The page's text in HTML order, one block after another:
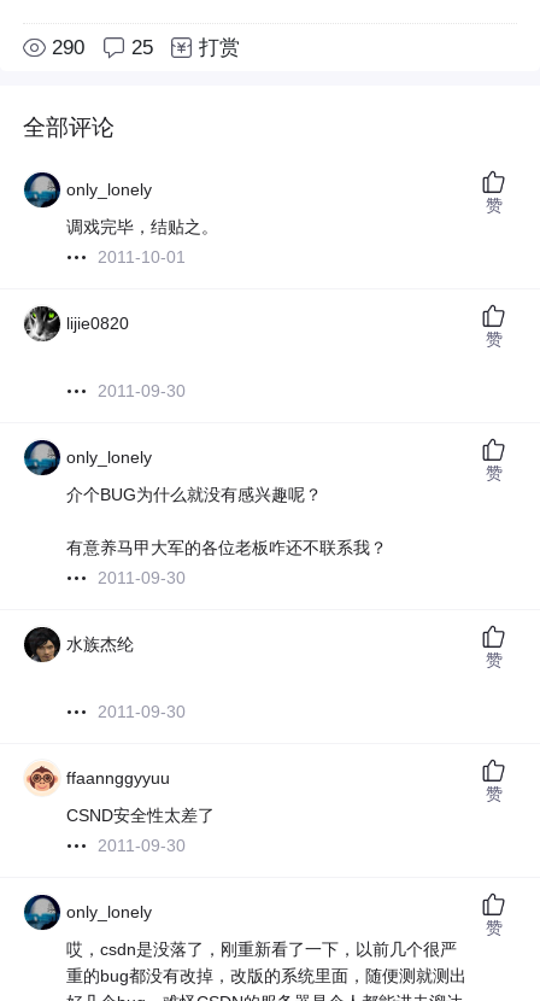
290 25 打赏
全部评论
only_lonely
调戏完毕，结贴之。
2011-10-01
赞
lijie0820
2011-09-30
赞
only_lonely
介个BUG为什么就没有感兴趣呢？
有意养马甲大军的各位老板咋还不联系我？
2011-09-30
赞
水族杰纶
2011-09-30
赞
ffaannggyyuu
CSND安全性太差了
2011-09-30
赞
only_lonely
哎，csdn是没落了，刚重新看了一下，以前几个很严
重的bug都没有改掉，改版的系统里面，随便测就测出
赞